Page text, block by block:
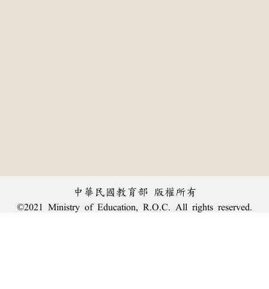
中華民國教育部 版權所有
©2021 Ministry of Education, R.O.C. All rights reserved.